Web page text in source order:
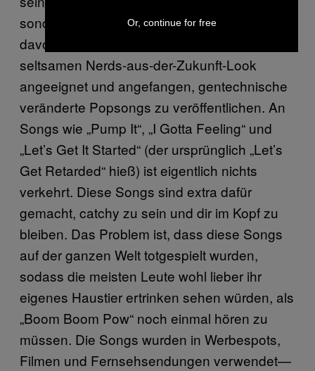
sondern wollten Geld machen und zwar viel
davon. Sie haben sich diesen neuen,
seltsamen Nerds-aus-der-Zukunft-Look
angeeignet und angefangen, gentechnische
veränderte Popsongs zu veröffentlichen. An
Songs wie „Pump It“, „I Gotta Feeling“ und
„Let’s Get It Started“ (der ursprünglich „Let’s
Get Retarded“ hieß) ist eigentlich nichts
verkehrt. Diese Songs sind extra dafür
gemacht, catchy zu sein und dir im Kopf zu
bleiben. Das Problem ist, dass diese Songs
auf der ganzen Welt totgespielt wurden,
sodass die meisten Leute wohl lieber ihr
eigenes Haustier ertrinken sehen würden, als
„Boom Boom Pow“ noch einmal hören zu
müssen. Die Songs wurden in Werbespots,
Filmen und Fernsehsendungen verwendet—
Or, continue for free